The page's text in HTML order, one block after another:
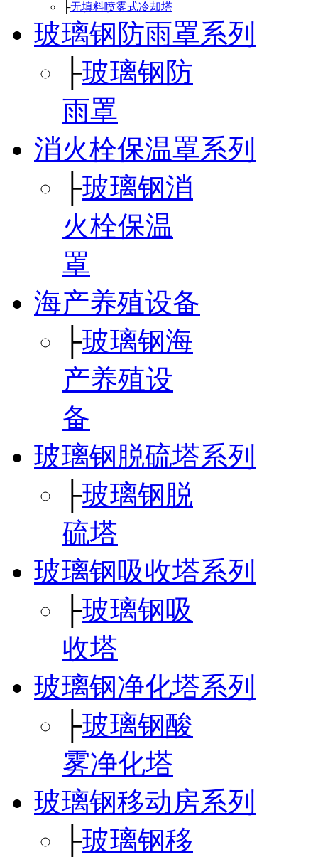
├无填料喷雾式冷却塔
玻璃钢防雨罩系列
├玻璃钢防
雨罩
消火栓保温罩系列
├玻璃钢消
火栓保温
罩
海产养殖设备
├玻璃钢海
产养殖设
备
玻璃钢脱硫塔系列
├玻璃钢脱
硫塔
玻璃钢吸收塔系列
├玻璃钢吸
收塔
玻璃钢净化塔系列
├玻璃钢酸
雾净化塔
玻璃钢移动房系列
├玻璃钢移